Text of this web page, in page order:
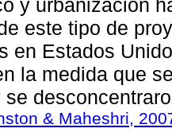
y urbanización
este tipo de
en Estados
la medida que
se
& Maheshri,